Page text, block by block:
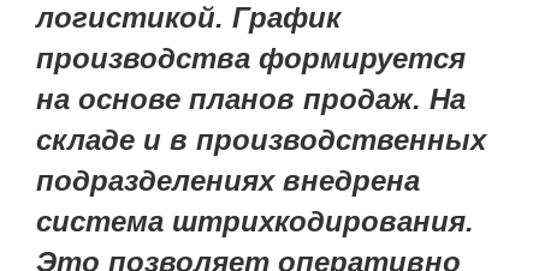
логистикой. График
производства формируется
на основе планов продаж. На
складе и в производственных
подразделениях внедрена
система штрихкодирования.
Это позволяет оперативно